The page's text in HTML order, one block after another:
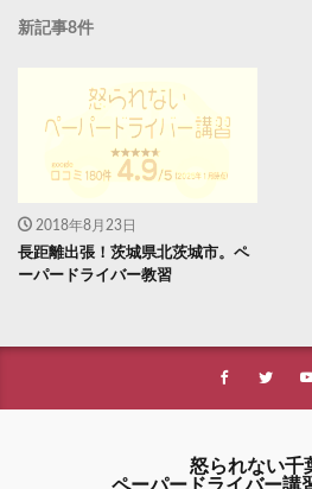
新記事8件
2018年8月23日
長距離出張！茨城県北茨城市。ペ
ーパードライバー教習
怒られない千
ペーパードライバー講